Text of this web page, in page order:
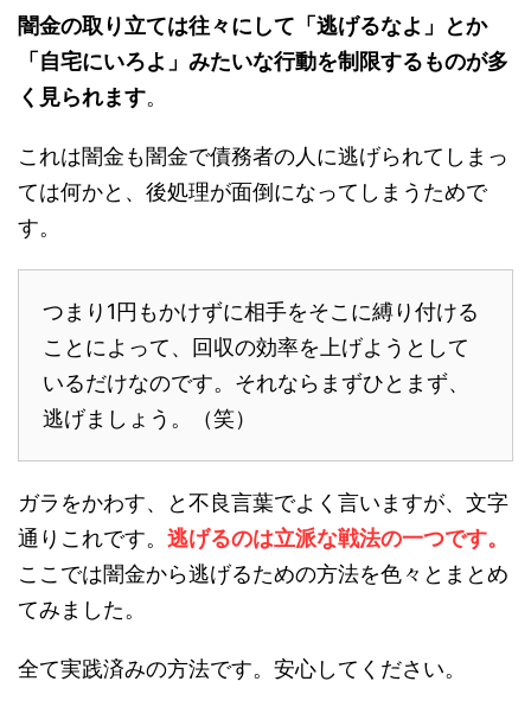
闇金の取り立ては往々にして「逃げるなよ」とか
「自宅にいろよ」みたいな行動を制限するものが多
く見られます。
これは闇金も闇金で債務者の人に逃げられてしまっ
ては何かと、後処理が面倒になってしまうためで
す。
つまり1円もかけずに相手をそこに縛り付ける
ことによって、回収の効率を上げようとして
いるだけなのです。それならまずひとまず、
逃げましょう。（笑）
ガラをかわす、と不良言葉でよく言いますが、文字
通りこれです。 逃げるのは立派な戦法の一つです。
ここでは闇金から逃げるための方法を色々とまとめ
てみました。
全て実践済みの方法です。安心してください。